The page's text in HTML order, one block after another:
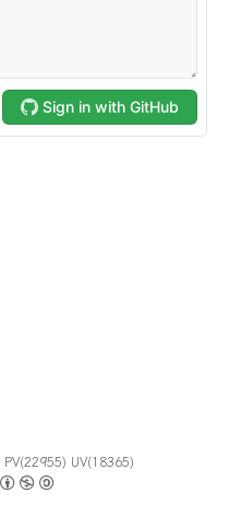
PV(22955) UV(18365)